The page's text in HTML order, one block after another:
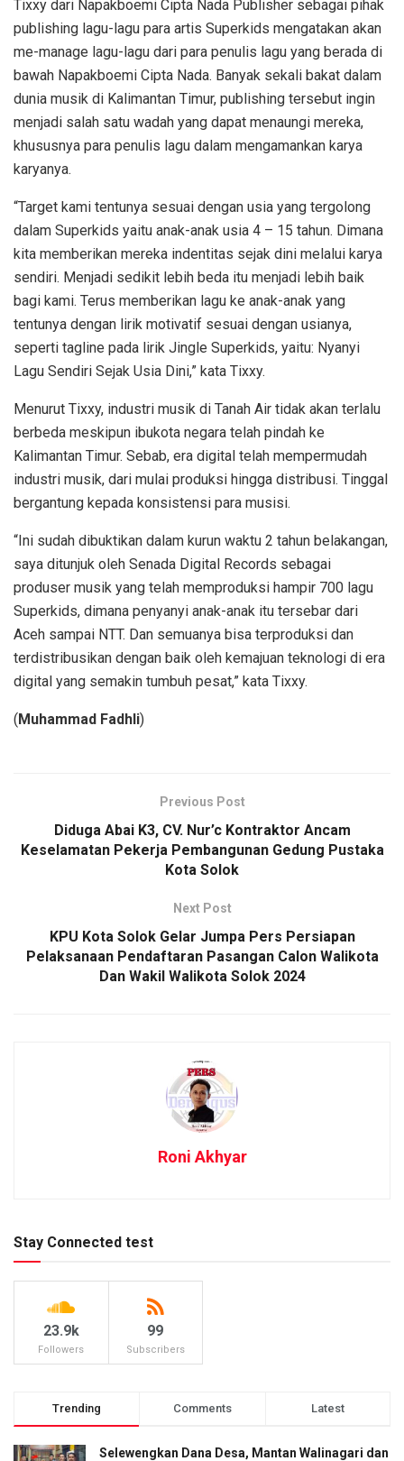
Tixxy dari Napakboemi Cipta Nada Publisher sebagai pihak
publishing lagu-lagu para artis Superkids mengatakan akan
me-manage lagu-lagu dari para penulis lagu yang berada di
bawah Napakboemi Cipta Nada. Banyak sekali bakat dalam
dunia musik di Kalimantan Timur, publishing tersebut ingin
menjadi salah satu wadah yang dapat menaungi mereka,
khususnya para penulis lagu dalam mengamankan karya
karyanya.
“Target kami tentunya sesuai dengan usia yang tergolong
dalam Superkids yaitu anak-anak usia 4 – 15 tahun. Dimana
kita memberikan mereka indentitas sejak dini melalui karya
sendiri. Menjadi sedikit lebih beda itu menjadi lebih baik
bagi kami. Terus memberikan lagu ke anak-anak yang
tentunya dengan lirik motivatif sesuai dengan usianya,
seperti tagline pada lirik Jingle Superkids, yaitu: Nyanyi
Lagu Sendiri Sejak Usia Dini,” kata Tixxy.
Menurut Tixxy, industri musik di Tanah Air tidak akan terlalu
berbeda meskipun ibukota negara telah pindah ke
Kalimantan Timur. Sebab, era digital telah mempermudah
industri musik, dari mulai produksi hingga distribusi. Tinggal
bergantung kepada konsistensi para musisi.
“Ini sudah dibuktikan dalam kurun waktu 2 tahun belakangan,
saya ditunjuk oleh Senada Digital Records sebagai
produser musik yang telah memproduksi hampir 700 lagu
Superkids, dimana penyanyi anak-anak itu tersebar dari
Aceh sampai NTT. Dan semuanya bisa terproduksi dan
terdistribusikan dengan baik oleh kemajuan teknologi di era
digital yang semakin tumbuh pesat,” kata Tixxy.
(Muhammad Fadhli)
Previous Post
Diduga Abai K3, CV. Nur’c Kontraktor Ancam
Keselamatan Pekerja Pembangunan Gedung Pustaka
Kota Solok
Next Post
KPU Kota Solok Gelar Jumpa Pers Persiapan
Pelaksanaan Pendaftaran Pasangan Calon Walikota
Dan Wakil Walikota Solok 2024
Roni Akhyar
Stay Connected test
23.9k
Followers
99
Subscribers
Trending Comments Latest
Selewengkan Dana Desa, Mantan Walinagari dan